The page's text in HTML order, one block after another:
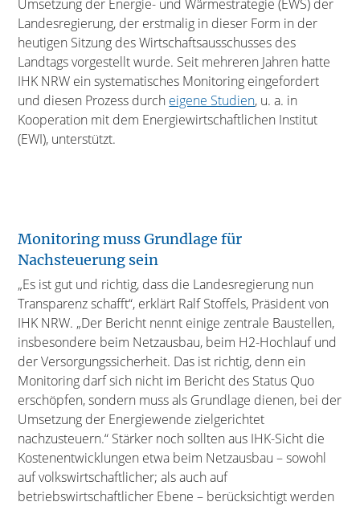
Umsetzung der Energie- und Wärmestrategie (EWS) der
Landesregierung, der erstmalig in dieser Form in der
heutigen Sitzung des Wirtschaftsausschusses des
Landtags vorgestellt wurde. Seit mehreren Jahren hatte
IHK NRW ein systematisches Monitoring eingefordert
und diesen Prozess durch eigene Studien, u. a. in
Kooperation mit dem Energiewirtschaftlichen Institut
(EWI), unterstützt.
Monitoring muss Grundlage für
Nachsteuerung sein
„Es ist gut und richtig, dass die Landesregierung nun
Transparenz schafft“, erklärt Ralf Stoffels, Präsident von
IHK NRW. „Der Bericht nennt einige zentrale Baustellen,
insbesondere beim Netzausbau, beim H2-Hochlauf und
der Versorgungssicherheit. Das ist richtig, denn ein
Monitoring darf sich nicht im Bericht des Status Quo
erschöpfen, sondern muss als Grundlage dienen, bei der
Umsetzung der Energiewende zielgerichtet
nachzusteuern.“ Stärker noch sollten aus IHK-Sicht die
Kostenentwicklungen etwa beim Netzausbau – sowohl
auf volkswirtschaftlicher; als auch auf
betriebswirtschaftlicher Ebene – berücksichtigt werden